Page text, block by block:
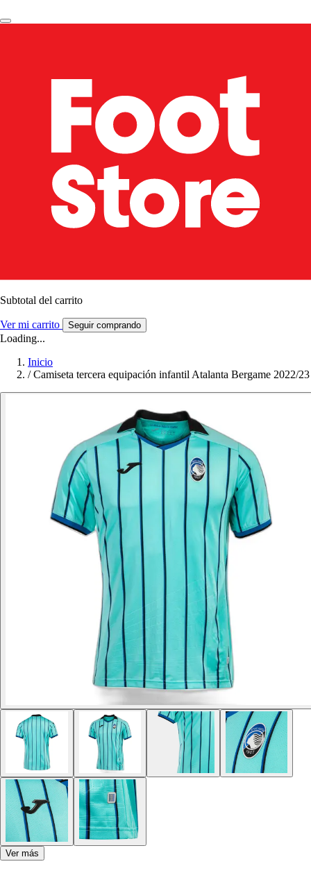
Subtotal del carrito
Ver mi carrito Seguir comprando
Loading...
Inicio
/ Camiseta tercera equipación infantil Atalanta Bergame 2022/23
Ver más